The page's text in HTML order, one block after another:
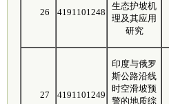
26 4191101248
生态护坡机
理及其应用
研究
27 4191101249
印度与俄罗
斯公路沿线
时空滑坡预
警的地质综